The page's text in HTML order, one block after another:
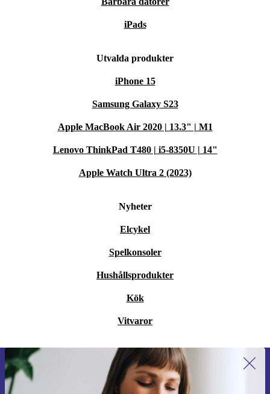
iPads
Utvalda produkter
iPhone 15
Samsung Galaxy S23
Apple MacBook Air 2020 | 13.3" | M1
Lenovo ThinkPad T480 | i5-8350U | 14"
Apple Watch Ultra 2 (2023)
Nyheter
Elcykel
Spelkonsoler
Hushållsprodukter
Kök
Vitvaror
Anmäl dig till vårt nyhetsbrev för
första gången och spara 200 kr!